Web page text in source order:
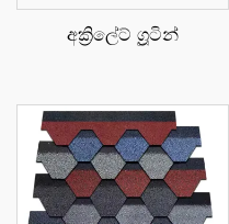
අක්‍රිලේට් ග්‍රූටින්